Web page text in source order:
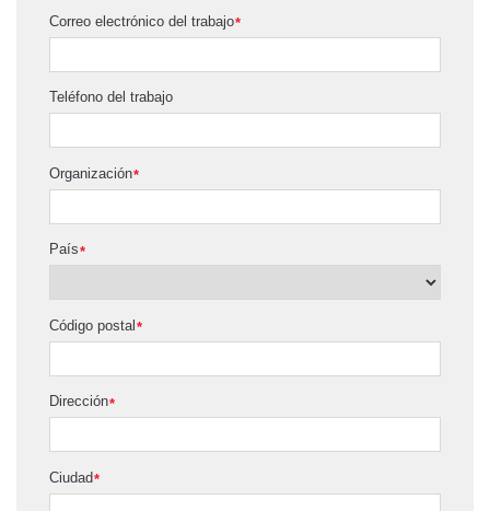
*
Correo electrónico del trabajo
Teléfono del trabajo
*
Organización
*
País
*
Código postal
*
Dirección
*
Ciudad